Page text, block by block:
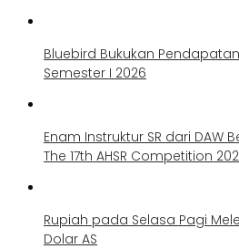
Bluebird Bukukan Pendapatan
Semester I 2026
Enam Instruktur SR dari DAW
The 17th AHSR Competition
Rupiah pada Selasa Pagi
Dolar AS